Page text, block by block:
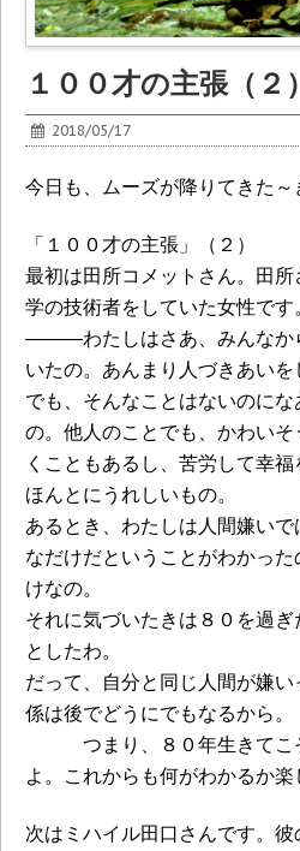
１００才の主張（２）
2018/05/17
今日も、ムーズが降りてきた～
「１００才の主張」（２）
最初は田所コメットさん。田
学の技術者をしていた女性です。
―――わたしはさあ、みんなか
いたの。あんまり人づきあいを
でも、そんなことはないのに
の。他人のことでも、かわい
くこともあるし、苦労して幸
ほんとにうれしいもの。
あるとき、わたしは人間嫌い
なだけだということがわかっ
けなの。
それに気づいたきは８０を過
としたわ。
だって、自分と同じ人間が嫌
係は後でどうにでもなるから。
つまり、８０年生きてこ
よ。これからも何がわかるか楽
次はミハイル田口さんです。